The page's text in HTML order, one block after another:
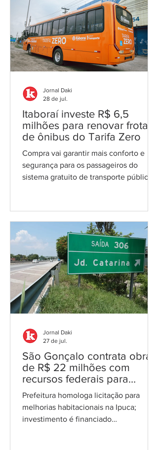
nº 887/2026, que reconhece a
comunidade da Grota do Surucucu
como núcleo urbano informal
consolidado para fins de regularização
fundiária de interesse social — a
chamada REURB-S. A medida
Itaboraí investe R$ 6,5
milhões para renovar frota
de ônibus do Tarifa Zero
Compra vai garantir mais conforto e
segurança para os passageiros do
sistema gratuito de transporte público
Itaboraí deu mais um passo para
melhorar o transporte público da
cidade. Foi homologada a compra de
novos veículos e serviços para a frota
municipal, no valor de R$ 6,5 milhões.
A empresa vencedora foi a Contransin
Indústria e Comércio LTDA. O contrato
prevê a contratação de ônibus
rodoviários
Jornal Daki
28 de jul.
São Gonçalo contrata obra
de R$ 22 milhões com
recursos federais para
urbanizar Jardim Catarina
Prefeitura homologa licitação para
melhorias habitacionais na Ipuca;
investimento é financiado
Jornal Daki
27 de jul.